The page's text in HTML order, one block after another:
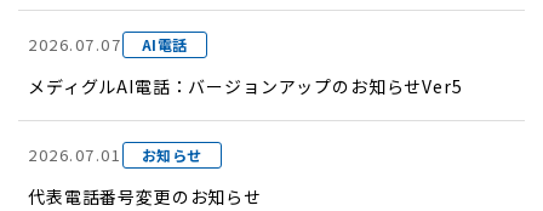
2026.07.07 AI電話
メディグルAI電話：バージョンアップのお知らせVer5
2026.07.01 お知らせ
代表電話番号変更のお知らせ